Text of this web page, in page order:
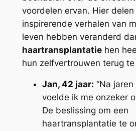
voordelen ervan. Hier
inspirerende verhalen van
leven hebben veranderd
haartransplantatiehen
hun zelfvertrouwen terug te
Jan, 42 jaar: “Na
voelde ik me onzeker
De beslissing om een
haartransplantatie te